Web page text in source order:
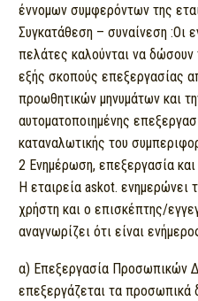
έννομων συμφερόντων της
Συγκατάθεση – συναίνεση :Οι
πελάτες καλούνται να δώσουν
εξής σκοπούς επεξεργασίας
προωθητικών μηνυμάτων και
αυτοματοποιημένης
καταναλωτικής του
2 Ενημέρωση, επεξεργασία
Η εταιρεία askot. ενημερώνει
χρήστη και ο επισκέπτης/
αναγνωρίζει ότι είναι
α) Επεξεργασία Προσωπικών
επεξεργάζεται τα προσωπικά